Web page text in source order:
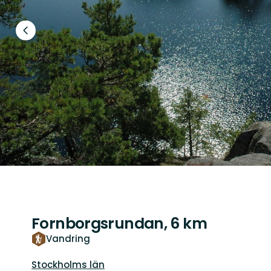
Föregående
bild
Fornborgsrundan, 6 km
Vandring
Län:
Stockholms län